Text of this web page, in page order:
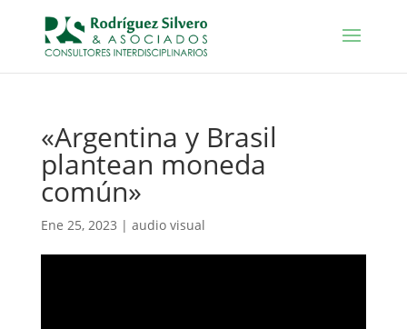
«Argentina y Brasil
plantean moneda
común»
Ene 25, 2023 | audio visual